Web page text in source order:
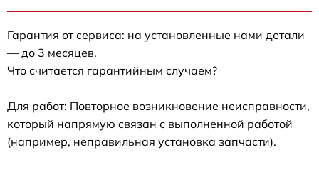
Гарантия от сервиса: на установленные нами детали
— до 3 месяцев.
Что считается гарантийным случаем?
Для работ: Повторное возникновение неисправности,
который напрямую связан с выполненной работой
(например, неправильная установка запчасти).